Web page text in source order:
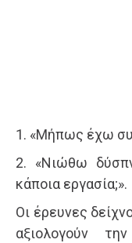
1. «Μήπως έχω
2. «Νιώθω
κάποια εργασία;».
Οι έρευνες
αξιολογούν